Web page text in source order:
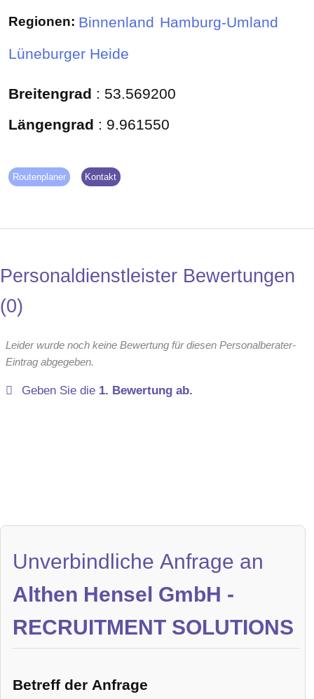
Regionen: Binnenland Hamburg-Umland
Lüneburger Heide
Breitengrad : 53.569200
Längengrad : 9.961550
Routenplaner Kontakt
Personaldienstleister Bewertungen
0
Leider wurde noch keine Bewertung für diesen Personalberater-
Eintrag abgegeben.
Geben Sie die 1. Bewertung ab.
Unverbindliche Anfrage an
Althen Hensel GmbH -
RECRUITMENT SOLUTIONS
Betreff der Anfrage